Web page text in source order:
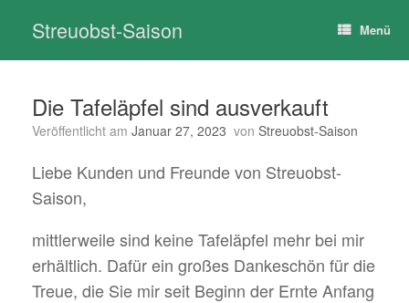
springenStreuobst-Saison Menü
Die Tafeläpfel sind ausverkauft
Veröffentlicht am Januar 27, 2023 von Streuobst-Saison
Liebe Kunden und Freunde von Streuobst-
Saison,
mittlerweile sind keine Tafeläpfel mehr bei mir
erhältlich. Dafür ein großes Dankeschön für die
Treue, die Sie mir seit Beginn der Ernte Anfang